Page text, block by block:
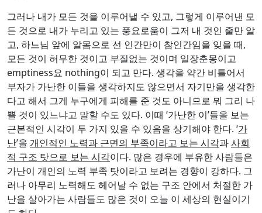
그러나 내가 모든 것을 이루어낼 수 있고, 그렇게 이루어낸 모
든 것으로 내가 누리고 있는 풍요로움이 그저 내 것인 줄만 알
고, 하느님 앞에 알몸으로 선 인간만이 참인간임을 잊을 때,
모든 것이 허무한 것이고 부질없는 것이며 일장춘몽이고
emptiness요 nothing이 되고 만다. 생각을 약간 비틀어서
부자가 가난한 이들을 생각하지도 않으면서 자기만을 생각한
다고 해서 그게 누구에게 피해를 준 것도 아니므로 뭐 그리 나
쁠 것이 있느냐고 말할 수도 있다. 이때 ‘가난한 이’들을 보는
근본적인 시각이 두 가지 있을 수 있음을 상기해야 한다. ‘가
난’을 개인적인 노력과 근면의 부족이라고 보는 시각과사회
적 구조 탓으로 보는 시각이다. 많은 경우에 부유한 사람들은
가난이 개인의 노력 부족 탓이라고 보려는 경향이 강하다. 그
러나 아무리 노력해도 헤어날 수 없는 구조 안에서 처절한 가
난을 살아가는 사람들도 많은 것이 오늘 이 세상의 현실이기